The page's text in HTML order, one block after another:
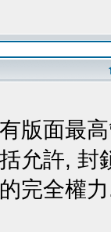
版面最
允許,
完全權